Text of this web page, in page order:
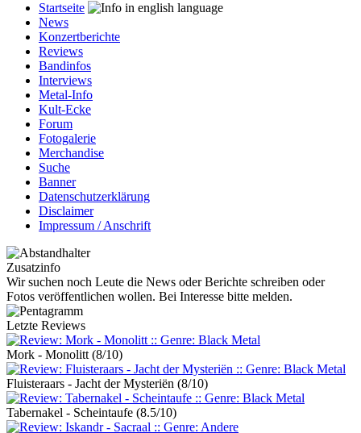
Startseite
News
Konzertberichte
Reviews
Bandinfos
Interviews
Metal-Info
Kult-Ecke
Forum
Fotogalerie
Merchandise
Suche
Banner
Datenschutzerklärung
Disclaimer
Impressum / Anschrift
Zusatzinfo
Wir suchen noch Leute die News oder Berichte schreiben oder
Fotos veröffentlichen wollen. Bei Interesse bitte melden.
Letzte Reviews
Mork - Monolitt (8/10)
Fluisteraars - Jacht der Mysteriën (8/10)
Tabernakel - Scheintaufe (8.5/10)